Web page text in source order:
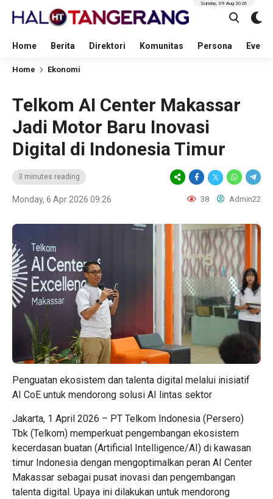
Home Berita Direktori Komunitas Persona Event
Sunday, 09 Aug 2026
Home Ekonomi
Telkom AI Center Makassar
Jadi Motor Baru Inovasi
Digital di Indonesia Timur
3 minutes reading
Monday, 6 Apr 2026 09:26 38 Admin22
Penguatan ekosistem dan talenta digital melalui inisiatif
AI CoE untuk mendorong solusi AI lintas sektor
Jakarta, 1 April 2026 – PT Telkom Indonesia (Persero)
Tbk (Telkom) memperkuat pengembangan ekosistem
kecerdasan buatan (Artificial Intelligence/AI) di kawasan
timur Indonesia dengan mengoptimalkan peran AI Center
Makassar sebagai pusat inovasi dan pengembangan
talenta digital. Upaya ini dilakukan untuk mendorong